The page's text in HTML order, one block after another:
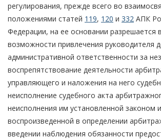
регулирования, прежде всего во
положениями статей 119, 120 и 332 АПК
Федерации, на ее основании разрешается
возможности привлечения руководителя
административной ответственности за
воспрепятствование деятельности
управляющего и наложения на него
неисполнение судебного акта
неисполнения им установленной законом и
воспроизведенной в определении
введении наблюдения обязанности